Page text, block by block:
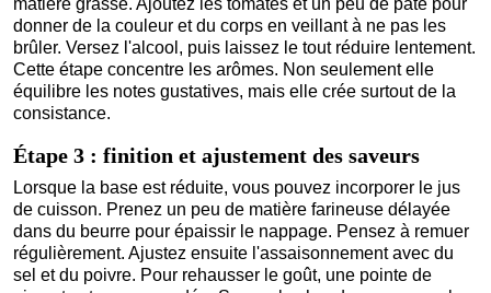
donner de la couleur et du corps en veillant à ne pas les
brûler. Versez l'alcool, puis laissez le tout réduire lentement.
Cette étape concentre les arômes. Non seulement elle
équilibre les notes gustatives, mais elle crée surtout de la
consistance.
Étape 3 : finition et ajustement des saveurs
Lorsque la base est réduite, vous pouvez incorporer le jus
de cuisson. Prenez un peu de matière farineuse délayée
dans du beurre pour épaissir le nappage. Pensez à remuer
régulièrement. Ajustez ensuite l'assaisonnement avec du
sel et du poivre. Pour rehausser le goût, une pointe de